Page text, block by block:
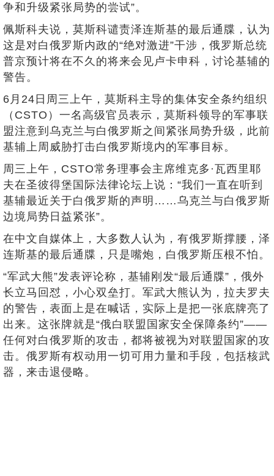
争和升级紧张局势的尝试”。
佩斯科夫说，莫斯科谴责泽连斯基的最后通牒，认为
这是对白俄罗斯内政的“绝对激进”干涉，俄罗斯总统
普京预计将在不久的将来会见卢卡申科，讨论基辅的
警告。
6月24日周三上午，莫斯科主导的集体安全条约组织
（CSTO）一名高级官员表示，莫斯科领导的军事联
盟注意到乌克兰与白俄罗斯之间紧张局势升级，此前
基辅上周威胁打击白俄罗斯境内的军事目标。
周三上午，CSTO常务理事会主席维克多·瓦西里耶
夫在圣彼得堡国际法律论坛上说：“我们一直在听到
基辅最近关于白俄罗斯的声明……乌克兰与白俄罗斯
边境局势日益紧张”。
在中文自媒体上，大多数人认为，有俄罗斯撑腰，泽
连斯基的最后通牒，只是嘴炮，白俄罗斯压根不怕。
“军武大熊”发表评论称，基辅刚发“最后通牒”，俄外
长立马回怼，小心双垒打。军武大熊认为，拉夫罗夫
的警告，表面上是在喊话，实际上是把一张底牌亮了
出来。这张牌就是“俄白联盟国家安全保障条约”——
任何对白俄罗斯的攻击，都将被视为对联盟国家的攻
击。俄罗斯有权动用一切可用力量和手段，包括核武
器，来击退侵略。